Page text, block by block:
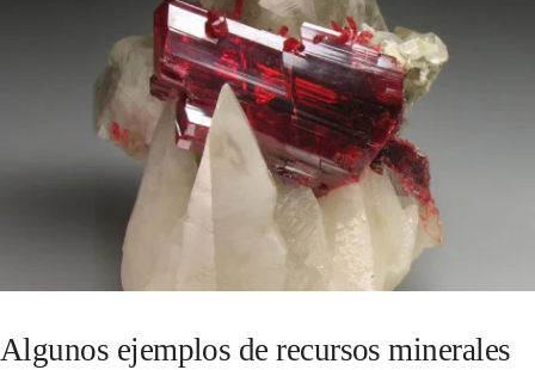
Algunos ejemplos de recursos minerales